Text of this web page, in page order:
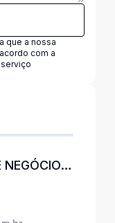
que a nossa
com a